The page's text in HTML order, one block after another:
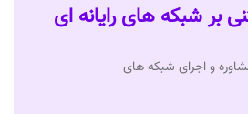
بر شبکه های رایانه ای
و اجرای شبکه های